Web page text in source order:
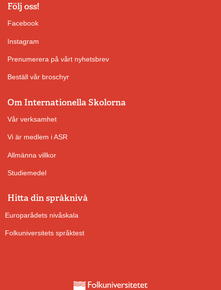
Följ oss!
Facebook
Instagram
Prenumerera på vårt nyhetsbrev
Beställ vår broschyr
Om Internationella Skolorna
Vår verksamhet
Vi är medlem i ASR
Allmänna villkor
Studiemedel
Hitta din språknivå
Europarådets nivåskala
Folkuniversitets språktest